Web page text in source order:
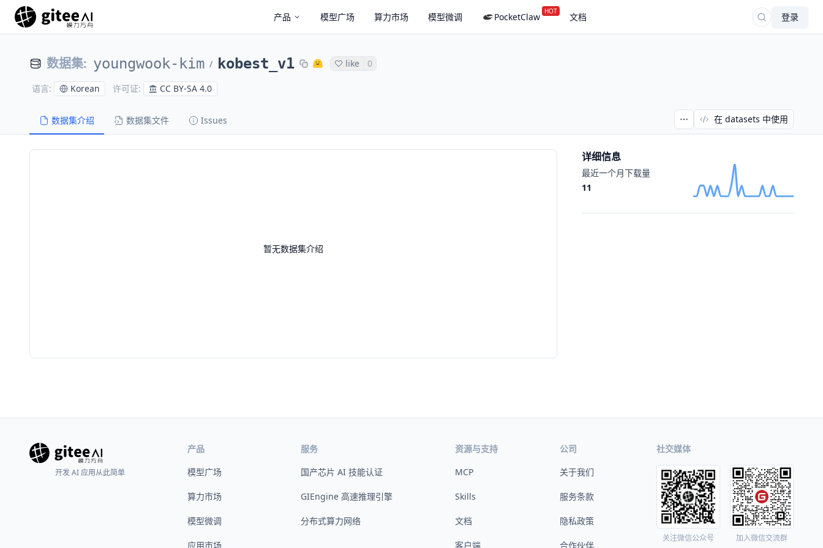
产品 模型广场 算力市场 模型微调 PocketClaw HOT 文档 登录
数据集: youngwook-kim / kobest_v1 like 0
语言: Korean 许可证: CC BY-SA 4.0
数据集介绍 数据集文件 Issues 在 datasets 中使用
暂无数据集介绍
详细信息
最近一个月下载量
11
开发 AI 应用从此简单
产品
模型广场
算力市场
模型微调
应用市场
服务
国产芯片 AI 技能认证
GIEngine 高速推理引擎
分布式算力网络
资源与支持
MCP
Skills
文档
客户端
公司
关于我们
服务条款
隐私政策
合作伙伴
社交媒体
关注微信公众号 加入微信交流群